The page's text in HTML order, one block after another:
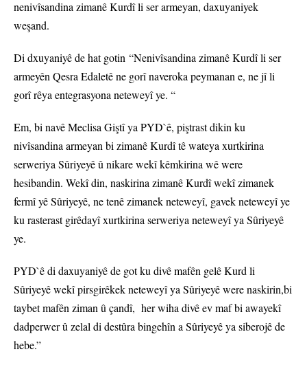
nenivîsandina zimanê Kurdî li ser armeyan, daxuyaniyek
weşand.
Di dxuyaniyê de hat gotin “Nenivîsandina zimanê Kurdî li ser
armeyên Qesra Edaletê ne gorî naveroka peymanan e, ne jî li
gorî rêya entegrasyona neteweyî ye. “
Em, bi navê Meclisa Giştî ya PYD`ê, piştrast dikin ku
nivîsandina armeyan bi zimanê Kurdî tê wateya xurtkirina
serweriya Sûriyeyê û nikare wekî kêmkirina wê were
hesibandin. Wekî din, naskirina zimanê Kurdî wekî zimanek
fermî yê Sûriyeyê, ne tenê zimanek neteweyî, gavek neteweyî ye
ku rasterast girêdayî xurtkirina serweriya neteweyî ya Sûriyeyê
ye.
PYD`ê di daxuyaniyê de got ku divê mafên gelê Kurd li
Sûriyeyê wekî pirsgirêkek neteweyî ya Sûriyeyê were naskirin,bi
taybet mafên ziman û çandî, her wiha divê ev maf bi awayekî
dadperwer û zelal di destûra bingehîn a Sûriyeyê ya siberojê de
hebe.”